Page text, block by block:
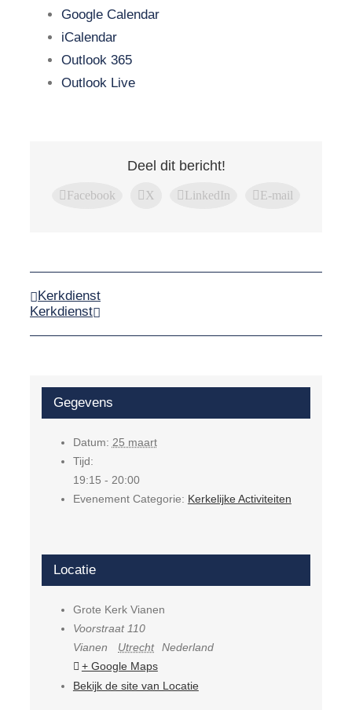
Google Calendar
iCalendar
Outlook 365
Outlook Live
Deel dit bericht!
Facebook X LinkedIn E-mail
Kerkdienst
Kerkdienst
Gegevens
Datum: 25 maart
Tijd:
19:15 - 20:00
Evenement Categorie: Kerkelijke Activiteiten
Locatie
Grote Kerk Vianen
Voorstraat 110
Vianen
Utrecht Nederland
+ Google Maps
Bekijk de site van Locatie